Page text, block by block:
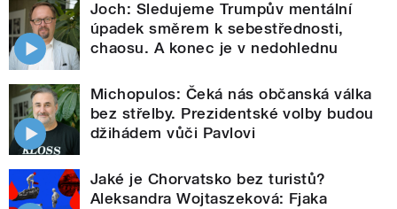
Joch: Sledujeme Trumpův mentální
úpadek směrem k sebestřednosti,
chaosu. A konec je v nedohlednu
Michopulos: Čeká nás občanská válka
bez střelby. Prezidentské volby budou
džihádem vůči Pavlovi
Jaké je Chorvatsko bez turistů?
Aleksandra Wojtaszeková: Fjaka